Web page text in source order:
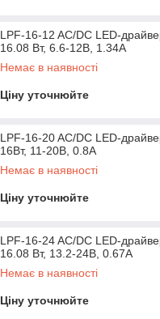
LPF-16-12 AC/DC LED-
16.08 Вт, 6.6-12В, 1.34А
Немає в наявності
Ціну уточнюйте
LPF-16-20 AC/DC LED-
16Вт, 11-20В, 0.8А
Немає в наявності
Ціну уточнюйте
LPF-16-24 AC/DC LED-
16.08 Вт, 13.2-24В, 0.67А
Немає в наявності
Ціну уточнюйте